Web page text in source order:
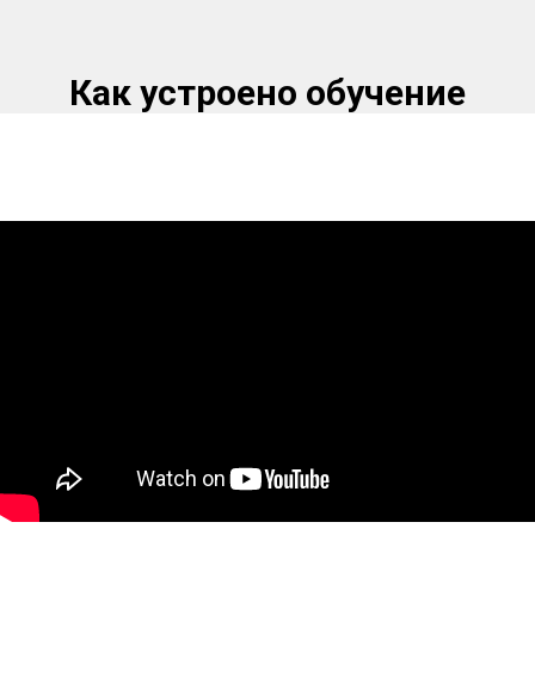
Как устроено обучение